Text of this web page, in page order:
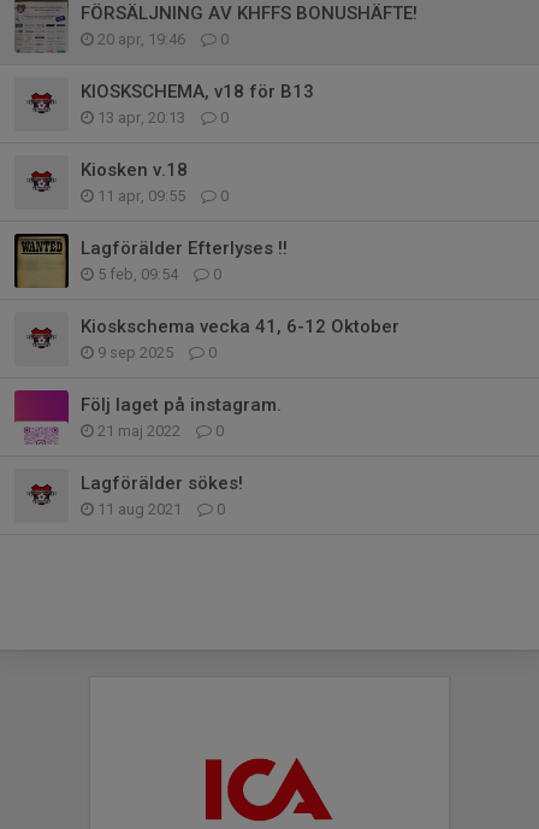
FÖRSÄLJNING AV KHFFS BONUSHÄFTE!
20 apr, 19:46 0
KIOSKSCHEMA, v18 för B13
13 apr, 20:13 0
Kiosken v.18
11 apr, 09:55 0
Lagförälder Efterlyses !!
5 feb, 09:54 0
Kioskschema vecka 41, 6-12 Oktober
9 sep 2025 0
Följ laget på instagram.
21 maj 2022 0
Lagförälder sökes!
11 aug 2021 0